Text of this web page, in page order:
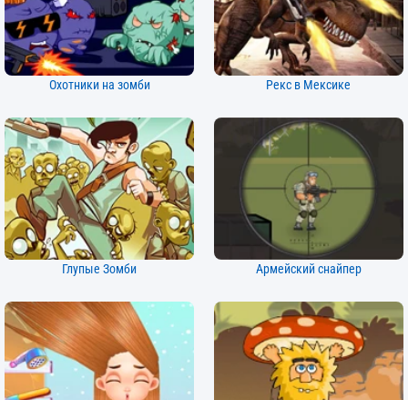
Охотники на зомби Рекс в Мексике
Глупые Зомби Армейский снайпер